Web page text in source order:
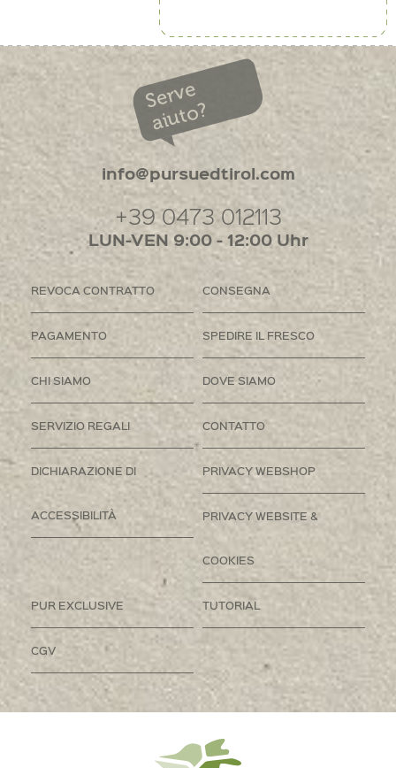
Serve
aiuto?
info@pursuedtirol.com
+39 0473 012113
LUN-VEN 9:00 - 12:00 Uhr
REVOCA CONTRATTO CONSEGNA
PAGAMENTO SPEDIRE IL FRESCO
CHI SIAMO DOVE SIAMO
SERVIZIO REGALI CONTATTO
DICHIARAZIONE DI
ACCESSIBILITÀ
PRIVACY WEBSHOP
PRIVACY WEBSITE &
COOKIES
PUR EXCLUSIVE TUTORIAL
CGV